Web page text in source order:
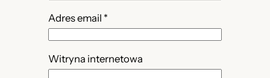
Adres email *
Witryna internetowa